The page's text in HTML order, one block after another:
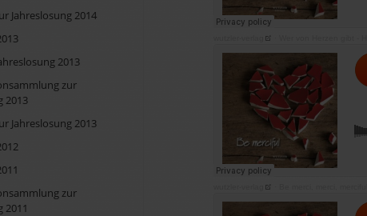
Jahreslosung 2014
2013
zur
2013
Jahreslosung 2013
zur
2011